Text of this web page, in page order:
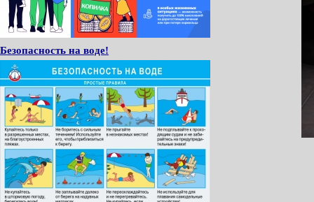
Безопасность на воде!